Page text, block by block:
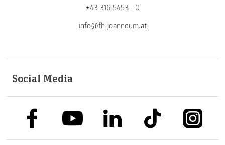
+43 316 5453 - 0
info@fh-joanneum.at
Social Media
link to facebooklink to youtubelink to linkedinlink to tiktok link to